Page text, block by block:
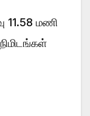
11.58 மணி